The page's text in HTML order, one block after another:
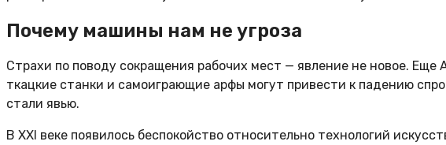
Почему машины нам не угроза
Страхи по поводу сокращения рабочих мест — явление не новое.
ткацкие станки и самоиграющие арфы могут привести к падению
стали явью.
В XXI веке появилось беспокойство относительно технологий